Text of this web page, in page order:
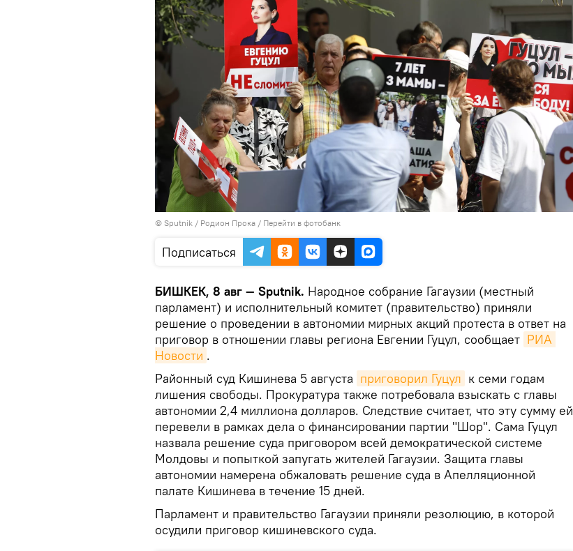
© Sputnik / Родион Прока / Перейти в фотобанк
Подписаться
БИШКЕК, 8 авг — Sputnik. Народное собрание Гагаузии (местный
парламент) и исполнительный комитет (правительство) приняли
решение о проведении в автономии мирных акций протеста в ответ на
приговор в отношении главы региона Евгении Гуцул, сообщает РИА
Новости .
Районный суд Кишинева 5 августа приговорил Гуцул к семи годам
лишения свободы. Прокуратура также потребовала взыскать с главы
автономии 2,4 миллиона долларов. Следствие считает, что эту сумму ей
перевели в рамках дела о финансировании партии "Шор". Сама Гуцул
назвала решение суда приговором всей демократической системе
Молдовы и попыткой запугать жителей Гагаузии. Защита главы
автономии намерена обжаловать решение суда в Апелляционной
палате Кишинева в течение 15 дней.
Парламент и правительство Гагаузии приняли резолюцию, в которой
осудили приговор кишиневского суда.